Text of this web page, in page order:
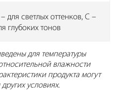
для светлых оттенков, C –
глубоких тонов
для температуры
влажности
продукта могут
условиях.